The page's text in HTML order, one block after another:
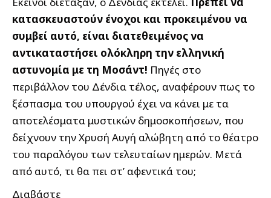
κατασκευαστούν ένοχοι και προκειμένου να
συμβεί αυτό, είναι διατεθειμένος να
αντικαταστήσει ολόκληρη την ελληνική
αστυνομία με τη Μοσάντ! Πηγές στο
περιβάλλον του Δένδια τέλος, αναφέρουν πως το
ξέσπασμα του υπουργού έχει να κάνει με τα
αποτελέσματα μυστικών δημοσκοπήσεων, που
δείχνουν την Χρυσή Αυγή αλώβητη από το θέατρο
του παραλόγου των τελευταίων ημερών. Μετά
από αυτό, τι θα πει στ’ αφεντικά του;
Διαβάστε